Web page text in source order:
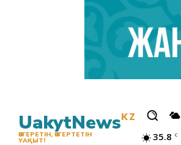
UakytNewsKZ
ӨЗГЕРЕТІН, ӨЗГЕРТЕТІН
УАҚЫТ!
35.8 C